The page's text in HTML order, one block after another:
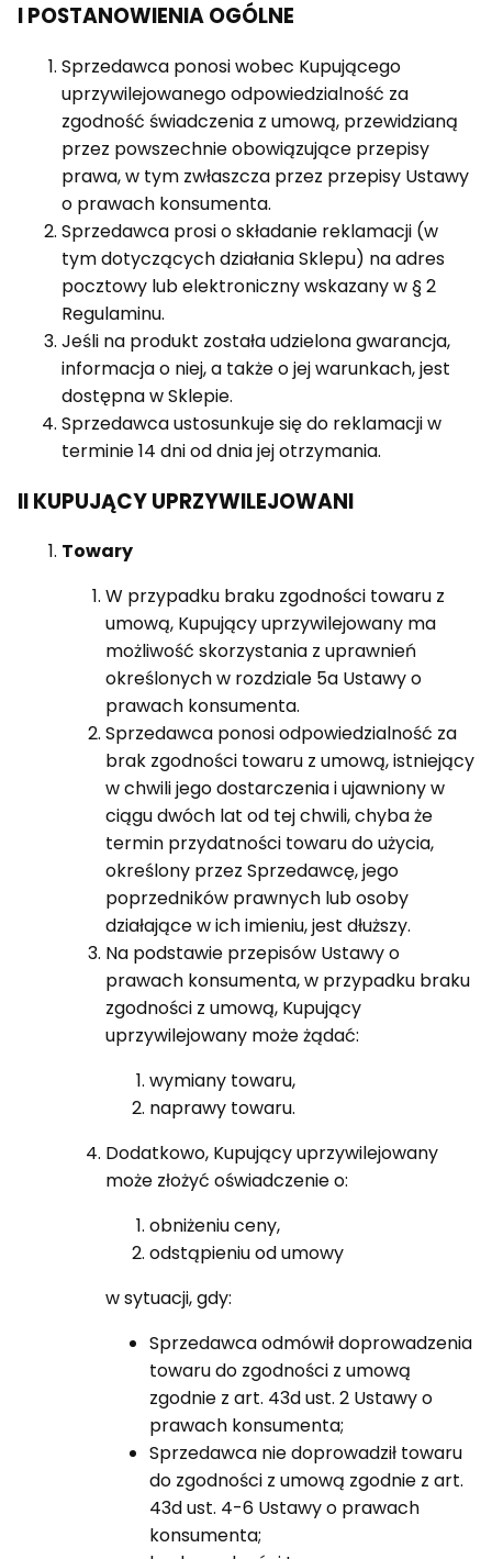
I POSTANOWIENIA OGÓLNE
Sprzedawca ponosi wobec Kupującego
uprzywilejowanego odpowiedzialność za
zgodność świadczenia z umową, przewidzianą
przez powszechnie obowiązujące przepisy
prawa, w tym zwłaszcza przez przepisy Ustawy
o prawach konsumenta.
Sprzedawca prosi o składanie reklamacji (w
tym dotyczących działania Sklepu) na adres
pocztowy lub elektroniczny wskazany w § 2
Regulaminu.
Jeśli na produkt została udzielona gwarancja,
informacja o niej, a także o jej warunkach, jest
dostępna w Sklepie.
Sprzedawca ustosunkuje się do reklamacji w
terminie 14 dni od dnia jej otrzymania.
II KUPUJĄCY UPRZYWILEJOWANI
Towary
W przypadku braku zgodności towaru z
umową, Kupujący uprzywilejowany ma
możliwość skorzystania z uprawnień
określonych w rozdziale 5a Ustawy o
prawach konsumenta.
Sprzedawca ponosi odpowiedzialność za
brak zgodności towaru z umową, istniejący
w chwili jego dostarczenia i ujawniony w
ciągu dwóch lat od tej chwili, chyba że
termin przydatności towaru do użycia,
określony przez Sprzedawcę, jego
poprzedników prawnych lub osoby
działające w ich imieniu, jest dłuższy.
Na podstawie przepisów Ustawy o
prawach konsumenta, w przypadku braku
zgodności z umową, Kupujący
uprzywilejowany może żądać:
wymiany towaru,
naprawy towaru.
Dodatkowo, Kupujący uprzywilejowany
może złożyć oświadczenie o:
obniżeniu ceny,
odstąpieniu od umowy
w sytuacji, gdy:
Sprzedawca odmówił doprowadzenia
towaru do zgodności z umową
zgodnie z art. 43d ust. 2 Ustawy o
prawach konsumenta;
Sprzedawca nie doprowadził towaru
do zgodności z umową zgodnie z art.
43d ust. 4-6 Ustawy o prawach
konsumenta;